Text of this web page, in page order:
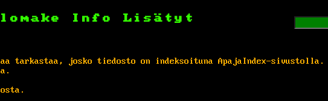
Info
Lisätyt
josko tiedosto on indeksoituna ApajaIndex-sivustolla.